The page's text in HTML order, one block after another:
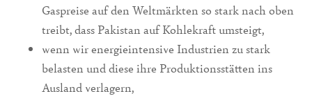
Gaspreise auf den Weltmärkten so stark nach oben
treibt, dass Pakistan auf Kohlekraft umsteigt,
wenn wir energieintensive Industrien zu stark
belasten und diese ihre Produktionsstätten ins
Ausland verlagern,